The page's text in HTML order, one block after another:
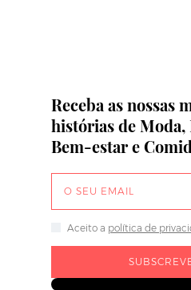
Receba as nossas
histórias de Moda,
Bem-estar e
Aceito a política de